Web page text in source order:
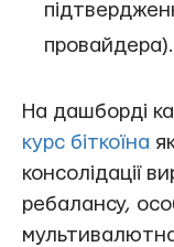
провайдера).
На дашборді
курс біткоїна
консолідації
ребалансу,